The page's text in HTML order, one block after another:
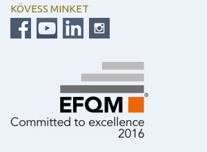
KÖVESS MINKET